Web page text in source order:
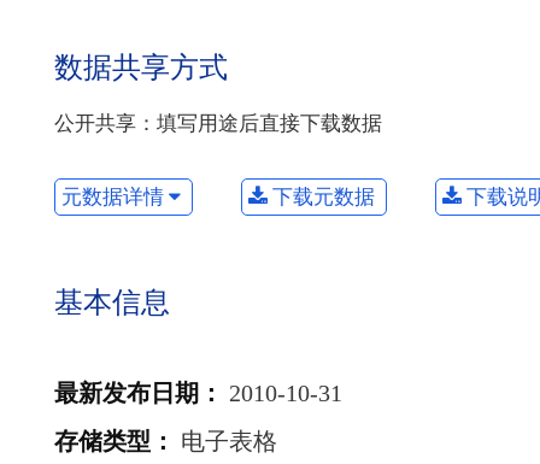
数据共享方式
公开共享：填写用途后直接下载数据
元数据详情 下载元数据 下载说
基本信息
最新发布日期 ：
2010-10-31
存储类型 ：
电子表格